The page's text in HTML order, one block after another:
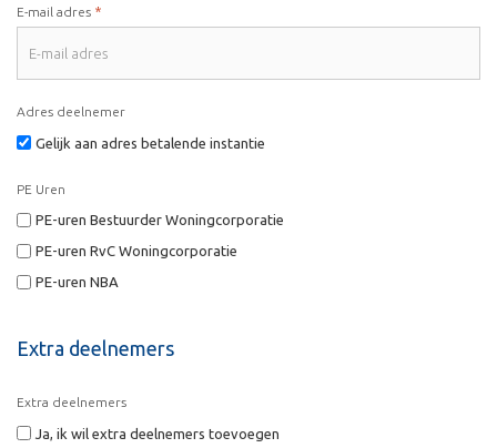
E-mail adres *
Adres deelnemer
Gelijk aan adres betalende instantie
PE Uren
PE-uren Bestuurder Woningcorporatie
PE-uren RvC Woningcorporatie
PE-uren NBA
Extra deelnemers
Extra deelnemers
Ja, ik wil extra deelnemers toevoegen